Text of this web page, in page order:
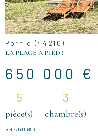
Pornic (44210)
LA PLAGE À PIED !
650 000 €
5
pièce(s)
3
chambre(s)
Réf : JYD6859